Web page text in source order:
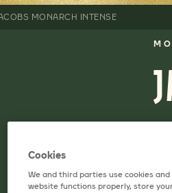
MONARCH INTENSE
Cookies
We and third parties use cookies
website functions properly, store